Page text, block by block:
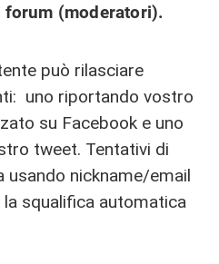
(moderatori).
può rilasciare
uno riportando vostro
su Facebook e uno
tweet. Tentativi di
usando nickname/email
squalifica automatica